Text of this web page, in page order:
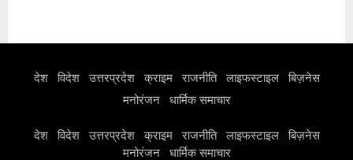
देश विदेश उत्तरप्रदेश क्राइम राजनीति लाइफस्टाइल
बिज़नेस
मनोरंजन
धार्मिक समाचार
देश विदेश उत्तरप्रदेश क्राइम राजनीति लाइफस्टाइल
बिज़नेस
मनोरंजन
धार्मिक समाचार